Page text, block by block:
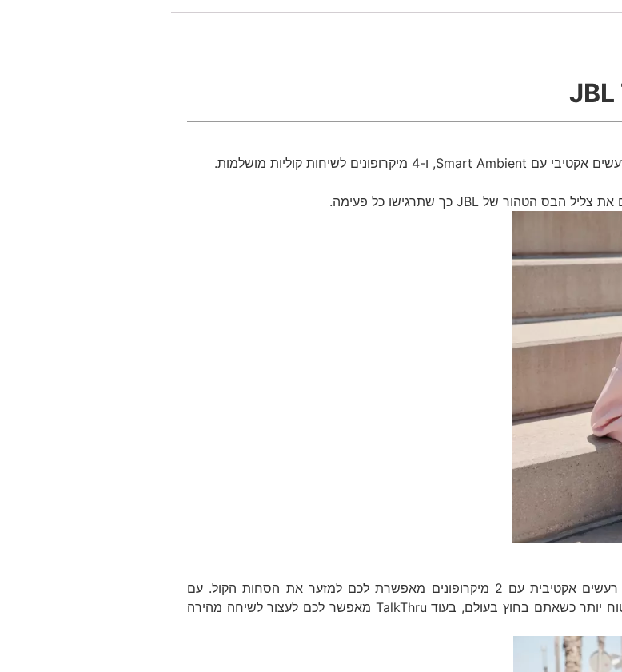
שמעו יותר ממה שאתם רוצים, פחות ממה שאתם לא רוצים. טכנולוגיית ביטול רעשים אקטיבית עם 2 מיקרופונים מאפשרת לכם למזער את הסחות הקול. עם
Ambient Aware, אתם יכולים להתכוונן לסביבה שלכם בכל עת כדי שתרגישו בטוח יותר כשאתם בחוץ בעולם, בעוד TalkThru מאפשר לכם לעצור לשיחה מהירה